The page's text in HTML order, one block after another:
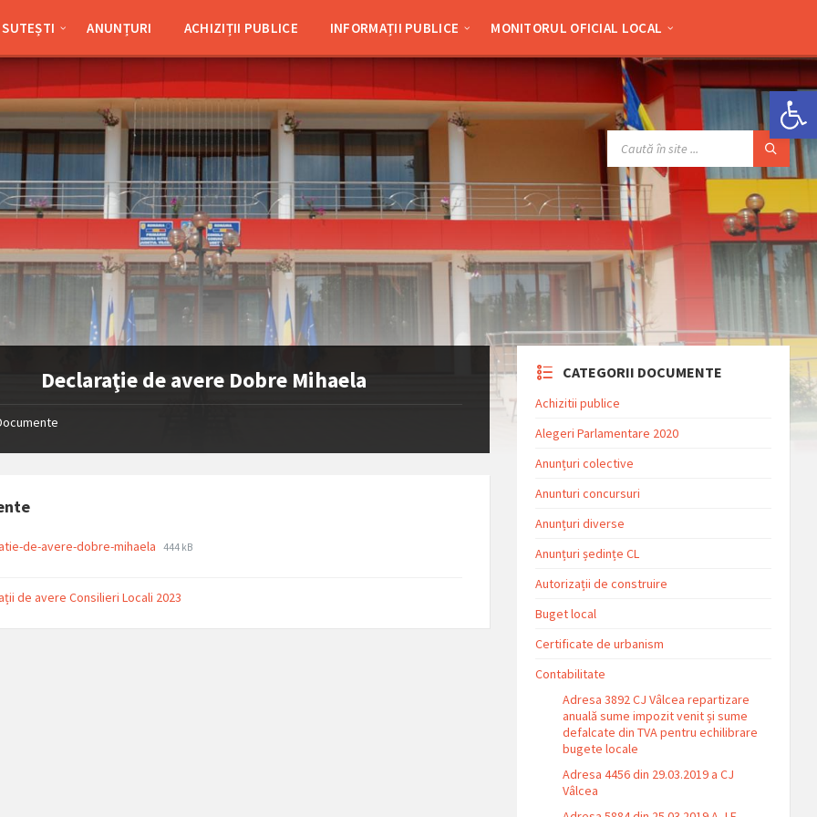
Deschide bara de unelte
ANUNȚURI ACHIZIȚII PUBLICE INFORMAȚII PUBLICE MONITORUL OFICIAL LOCAL
Declaraţie de avere Dobre Mihaela
de-avere-dobre-mihaela File
File
444 kB
de avere Consilieri Locali 2023
CATEGORII DOCUMENTE
Achizitii publice
Alegeri Parlamentare 2020
Anunțuri colective
Anunturi concursuri
Anunțuri diverse
Anunțuri ședințe CL
Autorizații de construire
Buget local
Certificate de urbanism
Contabilitate
Adresa 3892 CJ Vâlcea repartizare
anuală sume impozit venit și sume
defalcate din TVA pentru echilibrare
bugete locale
Adresa 4456 din 29.03.2019 a CJ
Vâlcea